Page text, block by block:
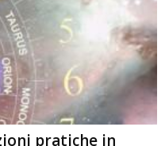
pratiche in